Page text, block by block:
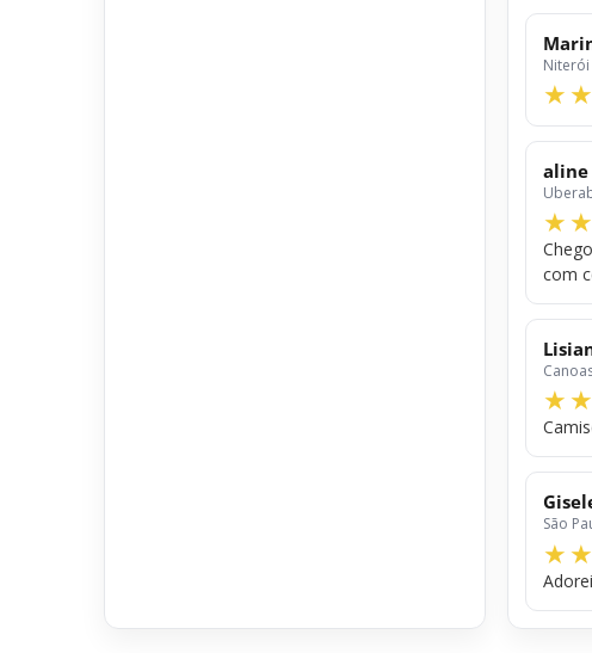
Niterói
aline
com
São